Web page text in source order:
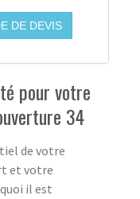
DE DEVIS
pour votre
34
de votre
et votre
il est